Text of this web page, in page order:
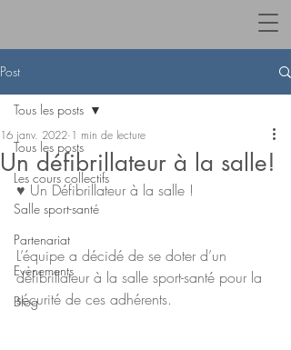
Post
Tous les posts
Les cours collectifs
Salle sport-santé
Partenariat
Evènements
Blog
Tous les posts
Un défibrillateur à la salle!
16 janv. 2022 1 min de lecture
♥️ Un Défibrillateur à la salle !
L’équipe a décidé de se doter d’un
défibrillateur à la salle sport-santé pour la
sécurité de ces adhérents.